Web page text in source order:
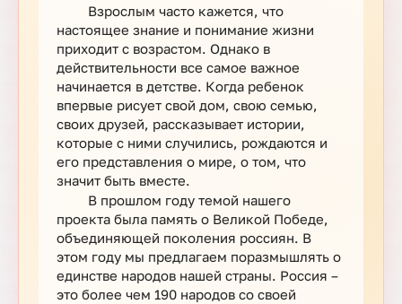
Взрослым часто кажется, что
настоящее знание и понимание жизни
приходит с возрастом. Однако в
действительности все самое важное
начинается в детстве. Когда ребенок
впервые рисует свой дом, свою семью,
своих друзей, рассказывает истории,
которые с ними случились, рождаются и
его представления о мире, о том, что
значит быть вместе.
В прошлом году темой нашего
проекта была память о Великой Победе,
объединяющей поколения россиян. В
этом году мы предлагаем поразмышлять о
единстве народов нашей страны. Россия –
это более чем 190 народов со своей